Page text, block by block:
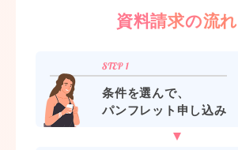
資料請求の流れ
条件を選んで、
パンフレット申し込み